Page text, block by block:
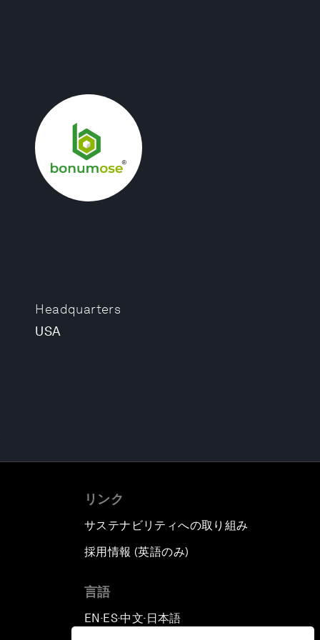
Headquarters
USA
リンク
サステナビリティへの取り組み
採用情報 (英語のみ)
言語
EN ▪ES▪中文▪ 日本語